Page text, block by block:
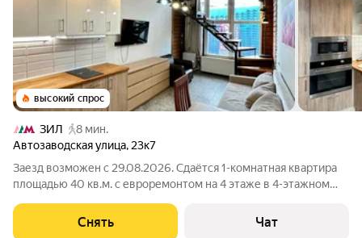
высокий спрос
ЗИЛ
8 мин.
Автозаводская улица, 23к7
Заезд возможен с 29.08.2026. Сдаётся 1-комнатная квартира
площадью 40 кв.м. с евроремонтом на 4 этаже в 4-этажном
Духовой шкаф Стиральная машина Холодильник
Посудомоечная машина Кондиционер
Снять Чат